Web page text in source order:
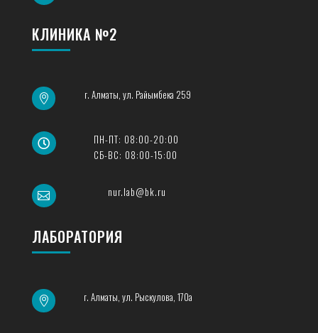
КЛИНИКА №2
 г. Алматы, ул. Райымбека 259

ПН-ПТ: 08:00-20:00
СБ-ВС: 08:00-15:00
 nur.lab@bk.ru
ЛАБОРАТОРИЯ
 г. Алматы, ул. Рыскулова, 170а